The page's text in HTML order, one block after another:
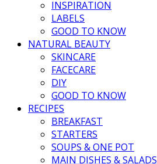
INSPIRATION
LABELS
GOOD TO KNOW
NATURAL BEAUTY
SKINCARE
FACECARE
DIY
GOOD TO KNOW
RECIPES
BREAKFAST
STARTERS
SOUPS & ONE POT
MAIN DISHES & SALADS